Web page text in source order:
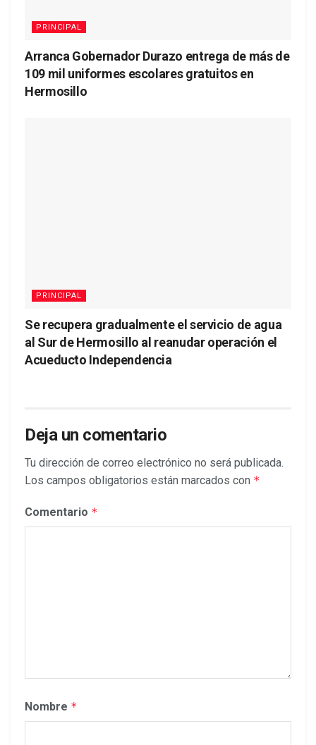
PRINCIPAL
Arranca Gobernador Durazo entrega de más de
109 mil uniformes escolares gratuitos en
Hermosillo
PRINCIPAL
Se recupera gradualmente el servicio de agua
al Sur de Hermosillo al reanudar operación el
Acueducto Independencia
Deja un comentario
Tu dirección de correo electrónico no será publicada.
Los campos obligatorios están marcados con *
Comentario *
Nombre *